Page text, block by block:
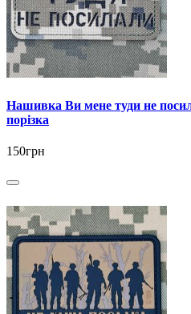
Нашивка Ви мене туди не
порізка
150грн